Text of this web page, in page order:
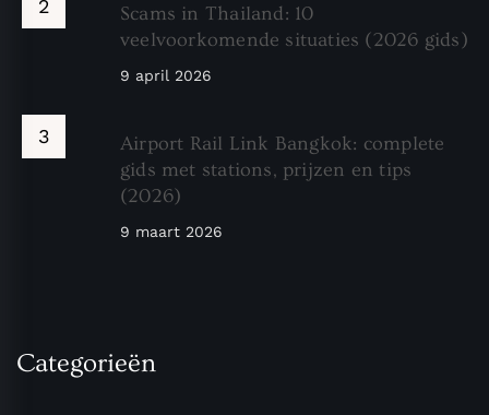
Scams in Thailand: 10
veelvoorkomende situaties (2026 gids)
9 april 2026
Airport Rail Link Bangkok: complete
gids met stations, prijzen en tips
(2026)
9 maart 2026
Categorieën